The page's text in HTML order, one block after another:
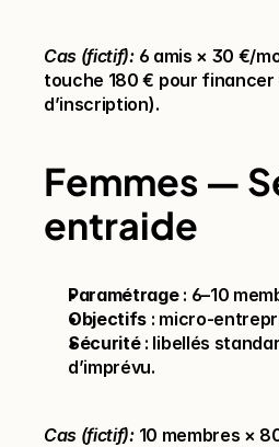
Cas (fictif): 6 amis × 30 €/
touche 180 € pour
d’inscription).
Femmes —
entraide
Paramétrage : 6–10
Objectifs : micro-
Sécurité : libellés
d’imprévu.
Cas (fictif): 10 membres ×